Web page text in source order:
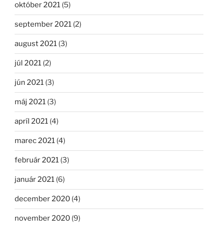
október 2021 (5)
september 2021 (2)
august 2021 (3)
júl 2021 (2)
jún 2021 (3)
máj 2021 (3)
apríl 2021 (4)
marec 2021 (4)
február 2021 (3)
január 2021 (6)
december 2020 (4)
november 2020 (9)